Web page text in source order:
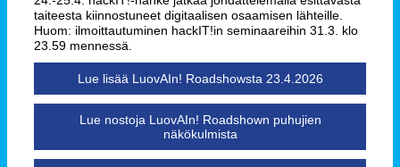
taiteesta kiinnostuneet digitaalisen osaamisen lähteille.
Huom: ilmoittautuminen hackIT!in seminaareihin 31.3. klo
23.59 mennessä.
Lue lisää LuovAIn! Roadshowsta 23.4.2026
Lue nostoja LuovAIn! Roadshown puhujien
näkökulmista